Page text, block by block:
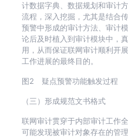
计数据字典、数据规划和审计
流程，深入挖掘，尤其是结合
预警中形成的审计方法、审计
论后及时植入到审计模块中，
用，从而保证联网审计顺利开
工作进展的最终目的。
图2 疑点预警功能触发过程
（三）形成规范文书格式
联网审计贯穿于内部审计工作
可能发现被审计对象存在的管